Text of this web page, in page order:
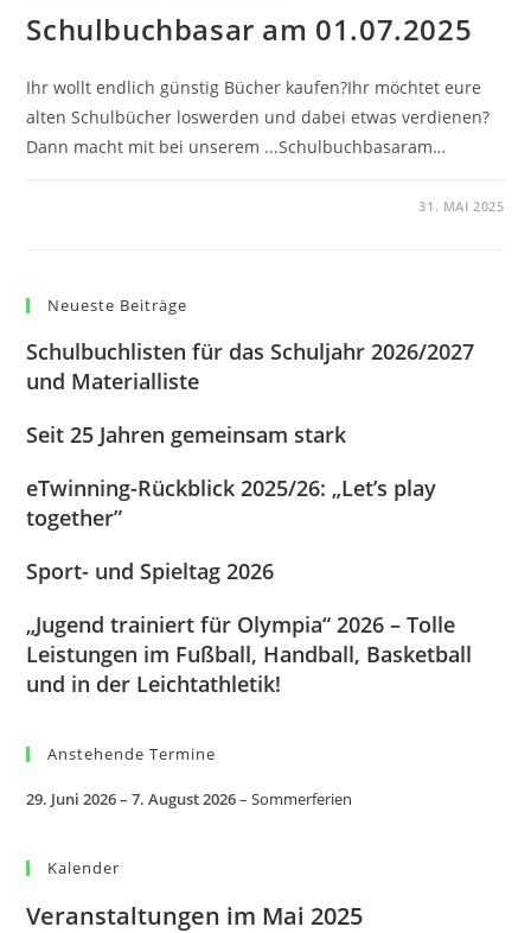
Schulbuchbasar am 01.07.2025
Ihr wollt endlich günstig Bücher kaufen?Ihr möchtet eure
alten Schulbücher loswerden und dabei etwas verdienen?
Dann macht mit bei unserem ...Schulbuchbasaram…
31. MAI 2025
Neueste Beiträge
Schulbuchlisten für das Schuljahr 2026/2027
und Materialliste
Seit 25 Jahren gemeinsam stark
eTwinning-Rückblick 2025/26: „Let’s play
together”
Sport- und Spieltag 2026
„Jugend trainiert für Olympia“ 2026 – Tolle
Leistungen im Fußball, Handball, Basketball
und in der Leichtathletik!
Anstehende Termine
29. Juni 2026– 7. August 2026–Sommerferien
Kalender
Veranstaltungen im Mai 2025